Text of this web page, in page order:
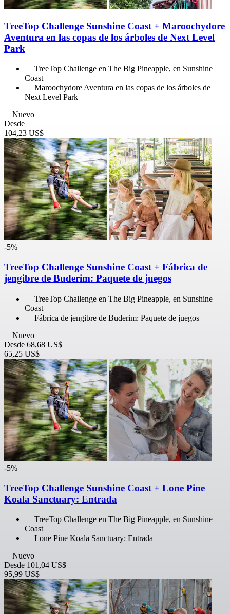
TreeTop Challenge Sunshine Coast + Maroochydore
Aventura en las copas de los árboles de Next Level
Park
TreeTop Challenge en The Big Pineapple, en Sunshine
Coast
Maroochydore Aventura en las copas de los árboles de
Next Level Park
Nuevo
Desde
104,23 US$
-5%
TreeTop Challenge Sunshine Coast + Fábrica de
jengibre de Buderim: Paquete de juegos
TreeTop Challenge en The Big Pineapple, en Sunshine
Coast
Fábrica de jengibre de Buderim: Paquete de juegos
Nuevo
Desde 68,68 US$
65,25 US$
-5%
TreeTop Challenge Sunshine Coast + Lone Pine
Koala Sanctuary: Entrada
TreeTop Challenge en The Big Pineapple, en Sunshine
Coast
Lone Pine Koala Sanctuary: Entrada
Nuevo
Desde 101,04 US$
95,99 US$